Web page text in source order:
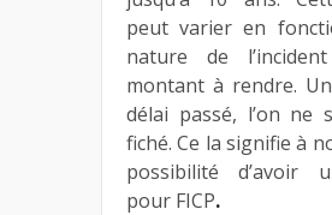
peut varier en
nature de
montant à rendre.
délai passé, l’on ne
fiché. Ce la signifie à
possibilité d’avoir
pour FICP.